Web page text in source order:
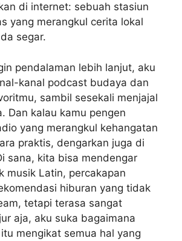
di internet: sebuah stasiun
yang merangkul cerita lokal
segar.
pendalaman lebih lanjut, aku
kanal podcast budaya dan
sambil sesekali menjajal
Dan kalau kamu pengen
yang merangkul kehangatan
praktis, dengarkan juga di
sana, kita bisa mendengar
musik Latin, percakapan
hiburan yang tidak
tetapi terasa sangat
aja, aku suka bagaimana
mengikat semua hal yang